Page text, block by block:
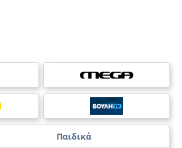
Παιδικά